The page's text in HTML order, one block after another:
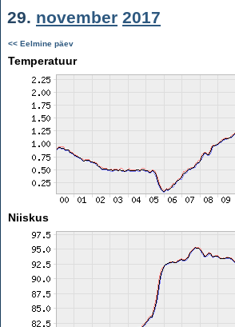
29. november 2017
<< Eelmine päev
Temperatuur
Niiskus